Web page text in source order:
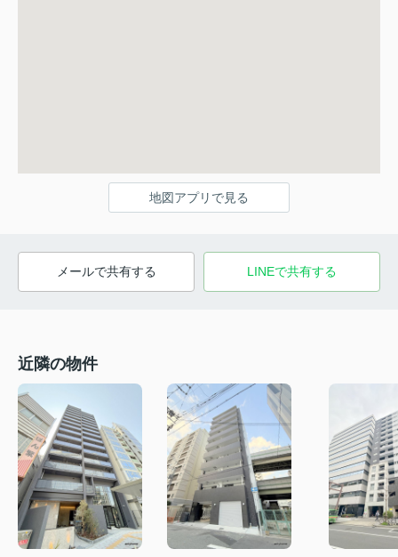
地図アプリで見る
メールで共有する LINEで共有する
近隣の物件